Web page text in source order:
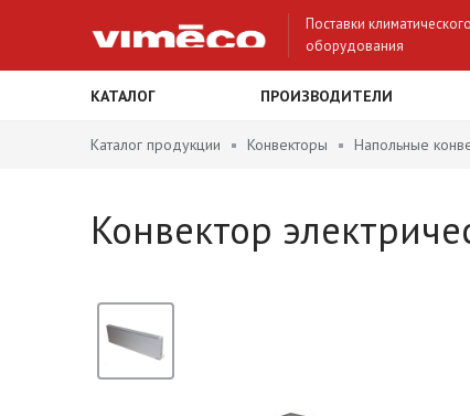
Поставки климатического
оборудования
КАТАЛОГ ПРОИЗВОДИТЕЛИ
Каталог продукции Конвекторы Напольные
Конвектор